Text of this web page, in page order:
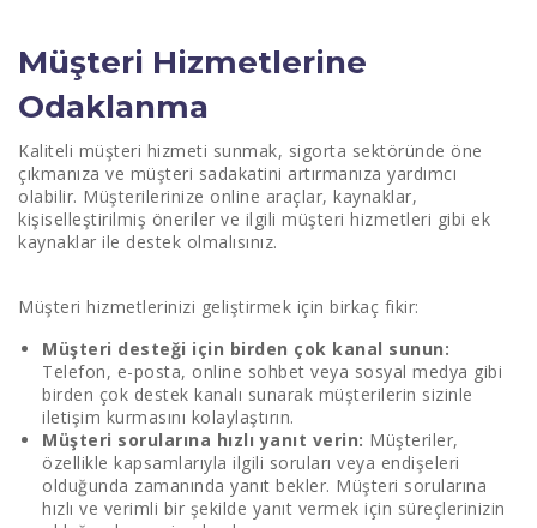
Müşteri Hizmetlerine
Odaklanma
Kaliteli müşteri hizmeti sunmak, sigorta sektöründe öne
çıkmanıza ve müşteri sadakatini artırmanıza yardımcı
olabilir. Müşterilerinize online araçlar, kaynaklar,
kişiselleştirilmiş öneriler ve ilgili müşteri hizmetleri gibi ek
kaynaklar ile destek olmalısınız.
Müşteri hizmetlerinizi geliştirmek için birkaç fikir:
Müşteri desteği için birden çok kanal sunun:
Telefon, e-posta, online sohbet veya sosyal medya gibi
birden çok destek kanalı sunarak müşterilerin sizinle
iletişim kurmasını kolaylaştırın.
Müşteri sorularına hızlı yanıt verin: Müşteriler,
özellikle kapsamlarıyla ilgili soruları veya endişeleri
olduğunda zamanında yanıt bekler. Müşteri sorularına
hızlı ve verimli bir şekilde yanıt vermek için süreçlerinizin